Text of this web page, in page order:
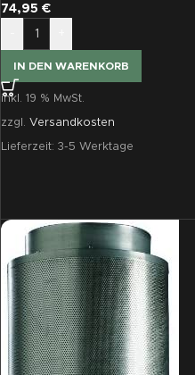
74,95 €
IN DEN WARENKORB
inkl. 19 % MwSt.
zzgl. Versandkosten
Lieferzeit: 3-5 Werktage